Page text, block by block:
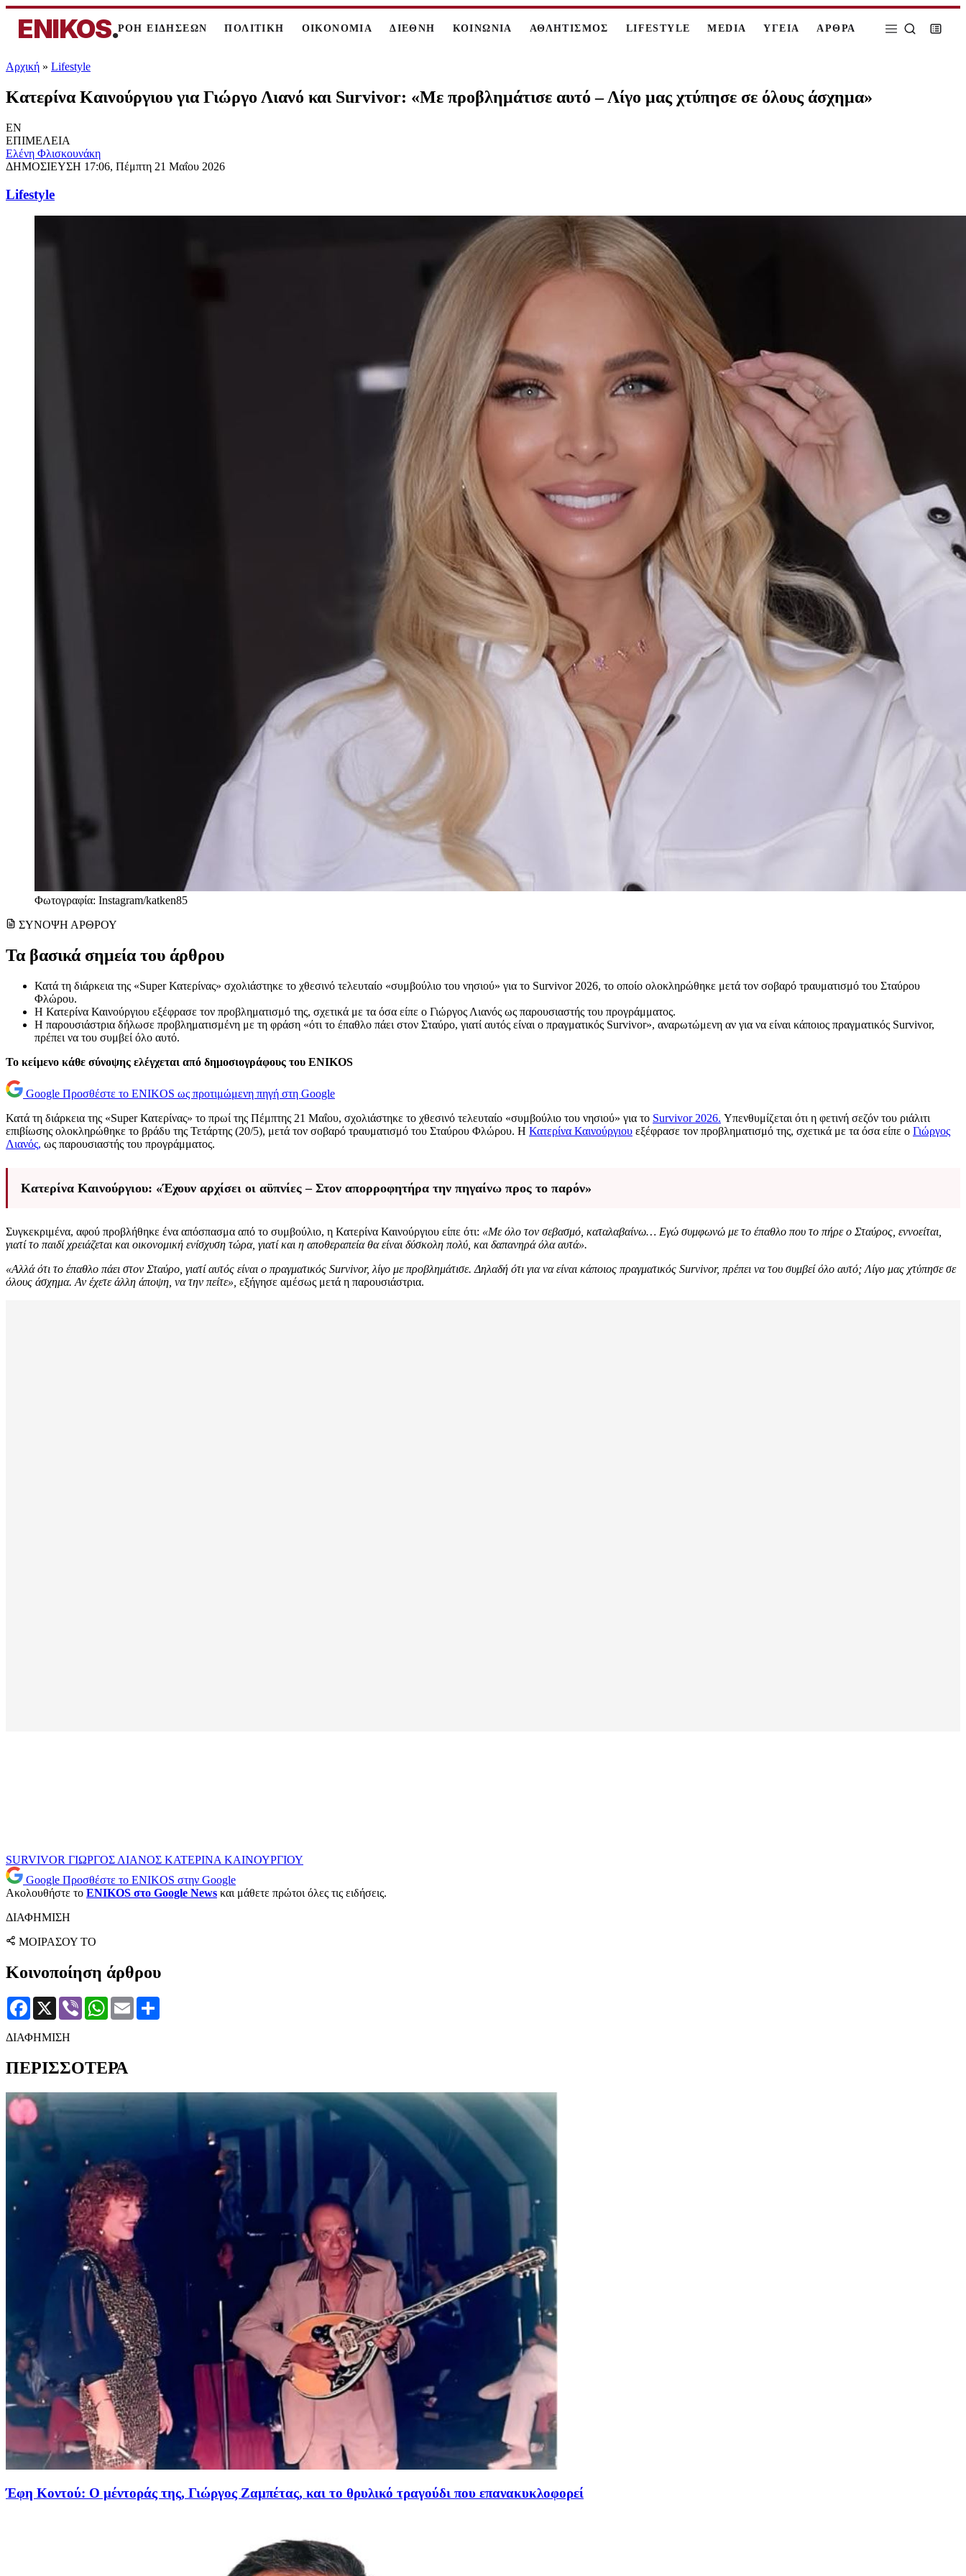
ENIKOS.ΡΟΗ ΕΙΔΗΣΕΩΝ ΠΟΛΙΤΙΚΗ ΟΙΚΟΝΟΜΙΑ ΔΙΕΘΝΗ ΚΟΙΝΩΝΙΑ ΑΘΛΗΤΙΣΜΟΣ LIFESTYLE MEDIA ΥΓΕΙΑ ΑΡΘΡΑ
Αρχική » Lifestyle
Κατερίνα Καινούργιου για Γιώργο Λιανό και Survivor: «Με προβλημάτισε αυτό – Λίγο μας χτύπησε σε όλους άσχημα»
EN
ΕΠΙΜΕΛΕΙΑ
Ελένη Φλισκουνάκη
ΔΗΜΟΣΙΕΥΣΗ 17:06, Πέμπτη 21 Μαΐου 2026
Lifestyle
Φωτογραφία: Instagram/katken85
ΣΥΝΟΨΗ ΑΡΘΡΟΥ
Τα βασικά σημεία του άρθρου
Κατά τη διάρκεια της «Super Κατερίνας» σχολιάστηκε το χθεσινό τελευταίο «συμβούλιο του νησιού» για το Survivor 2026, το οποίο ολοκληρώθηκε μετά τον σοβαρό τραυματισμό του Σταύρου
Φλώρου.
Η Κατερίνα Καινούργιου εξέφρασε τον προβληματισμό της, σχετικά με τα όσα είπε ο Γιώργος Λιανός ως παρουσιαστής του προγράμματος.
Η παρουσιάστρια δήλωσε προβληματισμένη με τη φράση «ότι το έπαθλο πάει στον Σταύρο, γιατί αυτός είναι ο πραγματικός Survivor», αναρωτώμενη αν για να είναι κάποιος πραγματικός Survivor,
πρέπει να του συμβεί όλο αυτό.
Το κείμενο κάθε σύνοψης ελέγχεται από δημοσιογράφους του ENIKOS
Google Προσθέστε το ENIKOS ως προτιμώμενη πηγή στη Google
Κατά τη διάρκεια της «Super Κατερίνας» το πρωί της Πέμπτης 21 Μαΐου, σχολιάστηκε το χθεσινό τελευταίο «συμβούλιο του νησιού» για το Survivor 2026. Υπενθυμίζεται ότι η φετινή σεζόν του ριάλιτι
επιβίωσης ολοκληρώθηκε το βράδυ της Τετάρτης (20/5), μετά τον σοβαρό τραυματισμό του Σταύρου Φλώρου. Η Κατερίνα Καινούργιου εξέφρασε τον προβληματισμό της, σχετικά με τα όσα είπε ο Γιώργος
Λιανός, ως παρουσιαστής του προγράμματος.
Κατερίνα Καινούργιου: «Έχουν αρχίσει οι αϋπνίες – Στον απορροφητήρα την πηγαίνω προς το παρόν»
Συγκεκριμένα, αφού προβλήθηκε ένα απόσπασμα από το συμβούλιο, η Κατερίνα Καινούργιου είπε ότι: «Με όλο τον σεβασμό, καταλαβαίνω… Εγώ συμφωνώ με το έπαθλο που το πήρε ο Σταύρος, εννοείται,
γιατί το παιδί χρειάζεται και οικονομική ενίσχυση τώρα, γιατί και η αποθεραπεία θα είναι δύσκολη πολύ, και δαπανηρά όλα αυτά».
«Αλλά ότι το έπαθλο πάει στον Σταύρο, γιατί αυτός είναι ο πραγματικός Survivor, λίγο με προβλημάτισε. Δηλαδή ότι για να είναι κάποιος πραγματικός Survivor, πρέπει να του συμβεί όλο αυτό; Λίγο μας χτύπησε σε
όλους άσχημα. Αν έχετε άλλη άποψη, να την πείτε», εξήγησε αμέσως μετά η παρουσιάστρια.
SURVIVOR ΓΙΩΡΓΟΣ ΛΙΑΝΟΣ ΚΑΤΕΡΙΝΑ ΚΑΙΝΟΥΡΓΙΟΥ
Google Προσθέστε το ENIKOS στην Google
Ακολουθήστε το ENIKOS στο Google News και μάθετε πρώτοι όλες τις ειδήσεις.
ΔΙΑΦΗΜΙΣΗ
ΜΟΙΡΑΣΟΥ ΤΟ
Κοινοποίηση άρθρου
Facebook
X Viber WhatsApp
Email
ΔΙΑΦΗΜΙΣΗ
ΠΕΡΙΣΣΟΤΕΡΑ
Έφη Κοντού: Ο μέντοράς της, Γιώργος Ζαμπέτας, και το θρυλικό τραγούδι που επανακυκλοφορεί